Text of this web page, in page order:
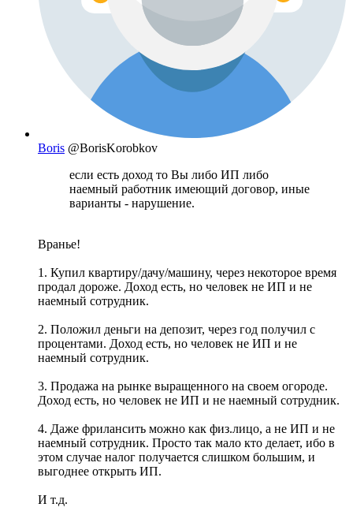
Boris @BorisKorobkov
если есть доход то Вы либо ИП либо
наемный работник имеющий договор, иные
варианты - нарушение.
Вранье!
1. Купил квартиру/дачу/машину, через некоторое время
продал дороже. Доход есть, но человек не ИП и не
наемный сотрудник.
2. Положил деньги на депозит, через год получил с
процентами. Доход есть, но человек не ИП и не
наемный сотрудник.
3. Продажа на рынке выращенного на своем огороде.
Доход есть, но человек не ИП и не наемный сотрудник.
4. Даже фрилансить можно как физ.лицо, а не ИП и не
наемный сотрудник. Просто так мало кто делает, ибо в
этом случае налог получается слишком большим, и
выгоднее открыть ИП.
И т.д.